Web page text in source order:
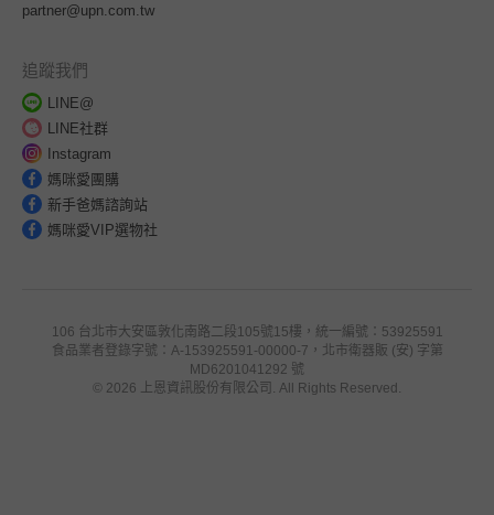
partner@upn.com.tw
追蹤我們
LINE@
LINE社群
Instagram
媽咪愛團購
新手爸媽諮詢站
媽咪愛VIP選物社
106 台北市大安區敦化南路二段105號15樓，統一編號：53925591
食品業者登錄字號：A-153925591-00000-7，北市衛器販 (安) 字第
MD6201041292 號
© 2026 上恩資訊股份有限公司. All Rights Reserved.